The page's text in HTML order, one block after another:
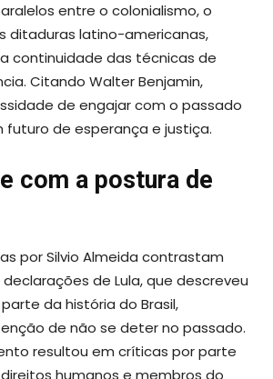
entre o colonialismo, o
ditaduras latino-americanas,
continuidade das técnicas de
Citando Walter Benjamin,
de engajar com o passado
futuro de esperança e justiça.
com a postura de
por Silvio Almeida contrastam
de Lula, que descreveu
da história do Brasil,
de não se deter no passado.
resultou em críticas por parte